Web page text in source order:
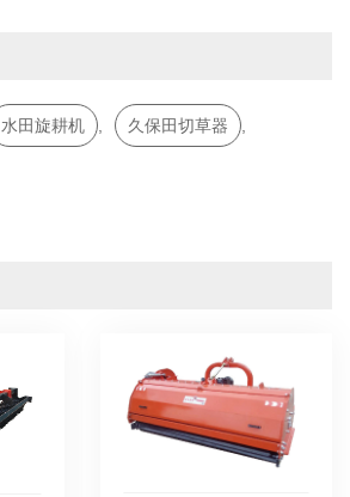
水田旋耕机 , 久保田切草器 ,